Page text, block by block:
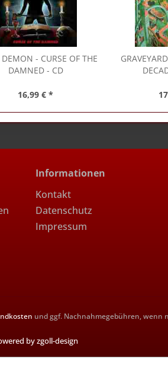
- CURSE OF THE
DAMNED - CD
16,99 € *
GRAVEYARD
Informationen
Kontakt
Datenschutz
Impressum
und ggf. Nachnahmegebühren, wenn
by zgoll-design